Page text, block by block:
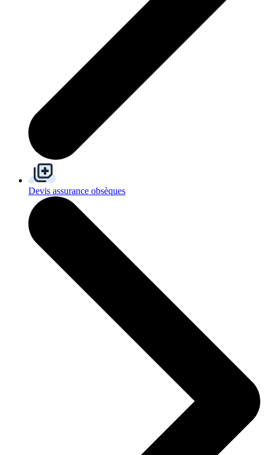
Devis assurance obsèques